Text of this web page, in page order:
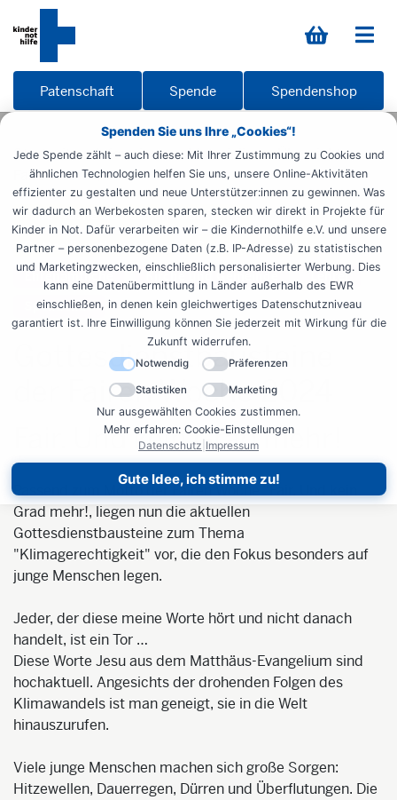
Spenden Sie uns Ihre „Cookies“!
Jede Spende zählt – auch diese: Mit Ihrer Zustimmung zu Cookies und
ähnlichen Technologien helfen Sie uns, unsere Online-Aktivitäten
effizienter zu gestalten und neue Unterstützer:innen zu gewinnen. Was
wir dadurch an Werbekosten sparen, stecken wir direkt in Projekte für
Kinder in Not. Dafür verarbeiten wir – die Kindernothilfe e.V. und unsere
Partner – personenbezogene Daten (z.B. IP-Adresse) zu statistischen
und Marketingzwecken, einschließlich personalisierter Werbung. Dies
kann eine Datenübermittlung in Länder außerhalb des EWR
einschließen, in denen kein gleichwertiges Datenschutzniveau
garantiert ist. Ihre Einwilligung können Sie jederzeit mit Wirkung für die
Zukunft widerrufen.
Notwendig Präferenzen
Statistiken Marketing
Nur ausgewählten Cookies zustimmen.
Mehr erfahren: Cookie-Einstellungen
Datenschutz Impressum
Gute Idee, ich stimme zu!
Patenschaft Spende Spendenshop
Startseite Informieren Materialien
Übersicht
Faire Woche
Faire Woche 24
Faire Woche Gottesdienstbausteine
Gottesdienstbausteine
Gemeindematerial
Ehrenamtliche
Kirche und Gemeinde
Lehrer
Spendende
Gottesdienstbausteine
der Fairen Woche 2024
Fair. Und kein Grad mehr!
Passend zum Motto der Fairen Woche "Fair. Und kein
Grad mehr!, liegen nun die aktuellen
Gottesdienstbausteine zum Thema
"Klimagerechtigkeit" vor, die den Fokus besonders auf
junge Menschen legen.
Jeder, der diese meine Worte hört und nicht danach
handelt, ist ein Tor …
Diese Worte Jesu aus dem Matthäus-Evangelium sind
hochaktuell. Angesichts der drohenden Folgen des
Klimawandels ist man geneigt, sie in die Welt
hinauszurufen.
Viele junge Menschen machen sich große Sorgen:
Hitzewellen, Dauerregen, Dürren und Überflutungen. Die